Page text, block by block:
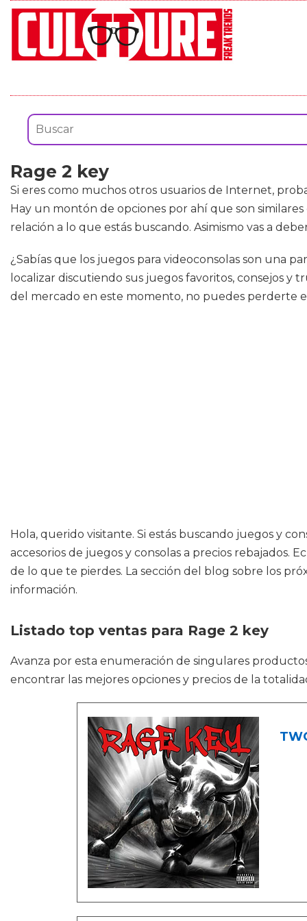
Rage 2 key
Si eres como muchos otros usuarios de Internet,
Hay un montón de opciones por ahí que son
relación a lo que estás buscando. Asimismo vas a
¿Sabías que los juegos para videoconsolas son una
localizar discutiendo sus juegos favoritos, consejos y
del mercado en este momento, no puedes perderte
Hola, querido visitante. Si estás buscando juegos y
accesorios de juegos y consolas a precios rebajados.
de lo que te pierdes. La sección del blog sobre los
información.
Listado top ventas para Rage 2 key
Avanza por esta enumeración de singulares
encontrar las mejores opciones y precios de la